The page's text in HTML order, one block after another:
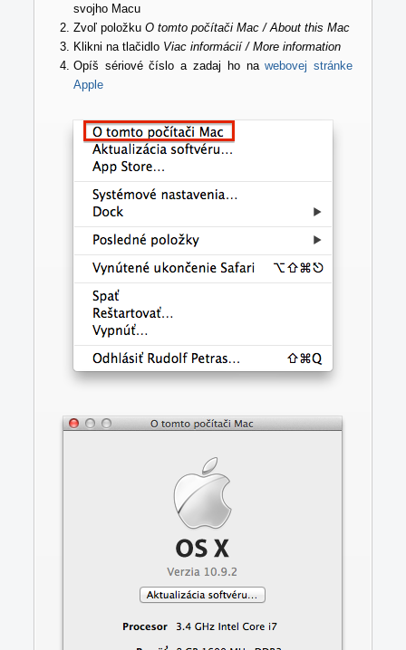
svojho Macu
Zvoľ položku O tomto počítači Mac / About this Mac
Klikni na tlačidlo Viac informácií / More information
Opíš sériové číslo a zadaj ho nawebovej stránke
Apple